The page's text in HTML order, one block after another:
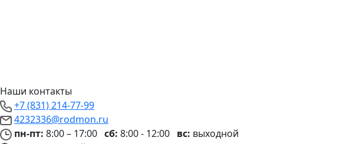
Наши контакты
+7 (831) 214-77-99
4232336@rodmon.ru
пн-пт: 8:00 – 17:00 сб: 8:00 - 12:00 вс: выходной